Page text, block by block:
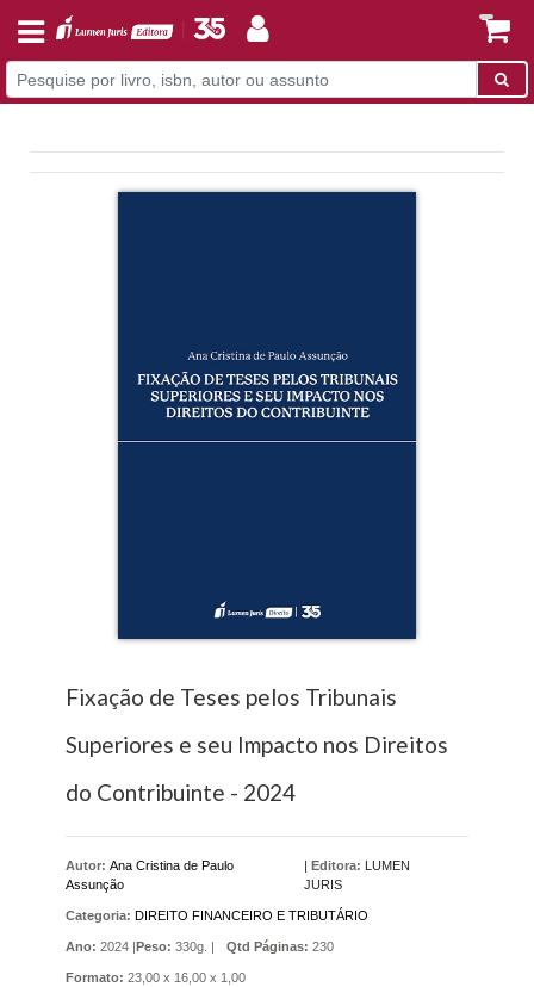
Fixação de Teses pelos Tribunais
Superiores e seu Impacto nos Direitos
do Contribuinte - 2024
Autor: Ana Cristina de Paulo
Assunção
Editora: LUMEN
JURIS
Categoria: DIREITO FINANCEIRO E TRIBUTÁRIO
Ano: 2024 | Peso: 330g. | Qtd Páginas: 230
Formato: 23,00 x 16,00 x 1,00